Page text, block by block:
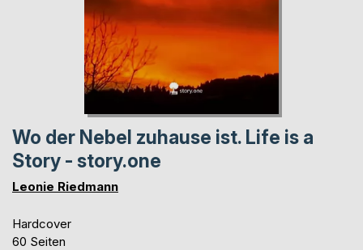
Wo der Nebel zuhause ist. Life is a
Story - story.one
Leonie Riedmann
Hardcover
60 Seiten